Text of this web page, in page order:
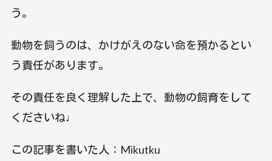
う。
動物を飼うのは、かけがえのない命を預かるとい
う責任があります。
その責任を良く理解した上で、動物の飼育をして
くださいね♩
この記事を書いた人：Mikutku